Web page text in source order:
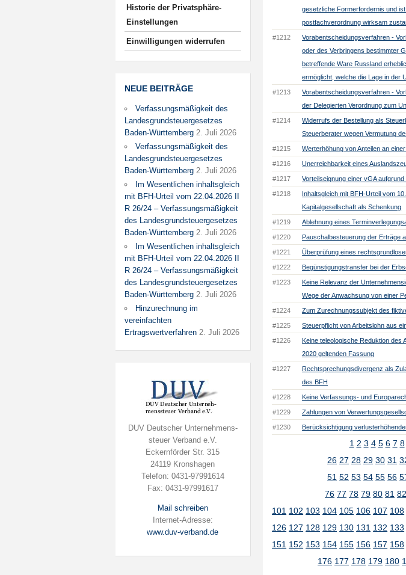
Historie der Privatsphäre-
Einstellungen
Einwilligungen widerrufen
NEUE BEITRÄGE
Verfassungsmäßigkeit des
Landesgrundsteuergesetzes
Baden-Württemberg 2. Juli 2026
Verfassungsmäßigkeit des
Landesgrundsteuergesetzes
Baden-Württemberg 2. Juli 2026
Im Wesentlichen inhaltsgleich
mit BFH-Urteil vom 22.04.2026 II
R 26/24 – Verfassungsmäßigkeit
des Landesgrundsteuergesetzes
Baden-Württemberg 2. Juli 2026
Im Wesentlichen inhaltsgleich
mit BFH-Urteil vom 22.04.2026 II
R 26/24 – Verfassungsmäßigkeit
des Landesgrundsteuergesetzes
Baden-Württemberg 2. Juli 2026
Hinzurechnung im
vereinfachten
Ertragswertverfahren 2. Juli 2026
DUV Deutscher Unternehmens-
steuer Verband e.V.
Eckernförder Str. 315
24119 Kronshagen
Telefon: 0431-97991614
Fax: 0431-97991617
Mail schreiben
Internet-Adresse:
www.duv-verband.de
gesetzliche Formerfordernis und
postfachverordnung wirksam
#1212
Vorabentscheidungsverfahren -
oder des Verbringens bestimmter
betreffende Ware Russland
ermöglicht, welche die Lage in der
#1213
Vorabentscheidungsverfahren -
der Delegierten Verordnung zum
#1214
Widerrufs der Bestellung als
Steuerberater wegen Vermutung
#1215 Werterhöhung von Anteilen an
#1216 Unerreichbarkeit eines
#1217 Vorteilseignung einer vGA
#1218
Inhaltsgleich mit BFH-Urteil vom
Kapitalgesellschaft als Schenkung
#1219 Ablehnung eines
#1220 Pauschalbesteuerung der Erträge
#1221 Überprüfung eines
#1222 Begünstigungstransfer bei der
#1223
Keine Relevanz der
Wege der Anwachsung von einer
#1224 Zum Zurechnungssubjekt des
#1225 Steuerpflicht von Arbeitslohn aus
#1226
Keine teleologische Reduktion des
2020 geltenden Fassung
#1227
Rechtsprechungsdivergenz als
des BFH
#1228 Keine Verfassungs- und
#1229 Zahlungen von
#1230 Berücksichtigung
1 2 3 4 5 6 7 8
26 27 28 29 30 31
51 52 53 54 55 56
76 77 78 79 80 81 82
101 102 103 104 105 106 107 108
126 127 128 129 130 131 132 133
151 152 153 154 155 156 157 158
176 177 178 179 180